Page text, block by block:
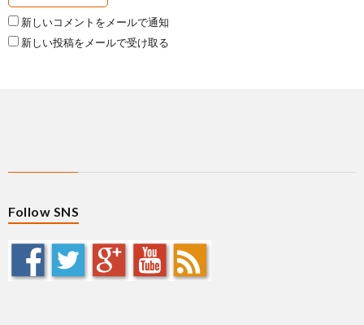
新しいコメントをメールで通知
新しい投稿をメールで受け取る
Follow SNS